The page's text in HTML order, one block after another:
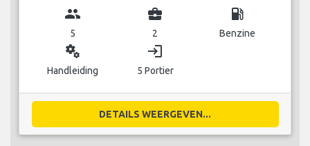
group
5
business_center
2
local_gas_station
Benzine
miscellaneous_services
Handleiding
login
5 Portier
DETAILS WEERGEVEN...